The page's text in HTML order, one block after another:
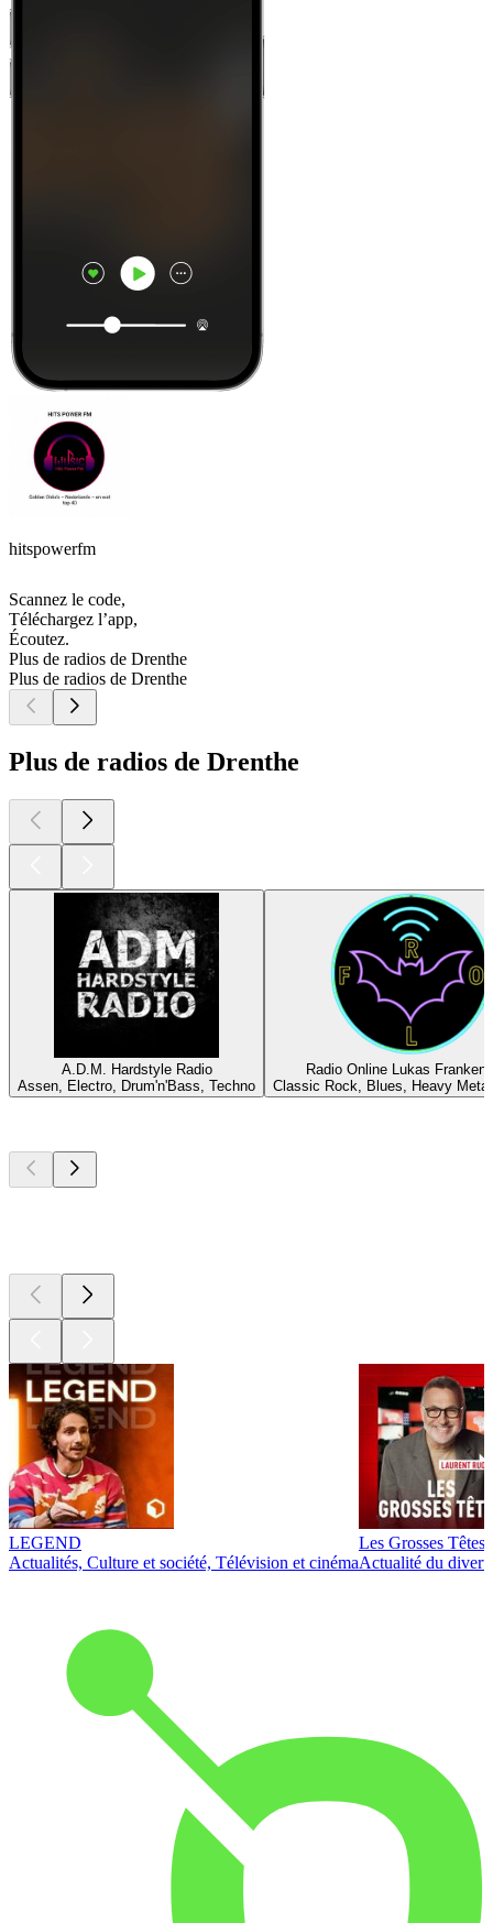
hitspowerfm
Scannez le code,
Téléchargez l’app,
Écoutez.
Plus de radios de Drenthe
Plus de radios de Drenthe
Plus de radios de Drenthe
A.D.M. Hardstyle Radio
Assen, Electro, Drum'n'Bass, Techno
Radio Online Lukas
Classic Rock, Blues, Heavy
LEGEND
Actualités, Culture et société, Télévision et cinéma
Les Grosses Têtes
Actualité du